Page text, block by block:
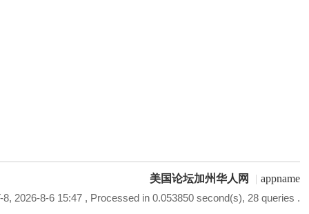
美国论坛加州华人网 | appname
8, 2026-8-6 15:47, Processed in 0.053850 second(s), 28 queries .